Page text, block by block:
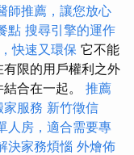
師推薦，讓您放心
點 搜尋引擎的運作
快速又環保 它不能
限的用戶權利之外
合在一起。 推薦
服務 新竹徵信
人房，適合需要專
決家務煩惱 外燴佈